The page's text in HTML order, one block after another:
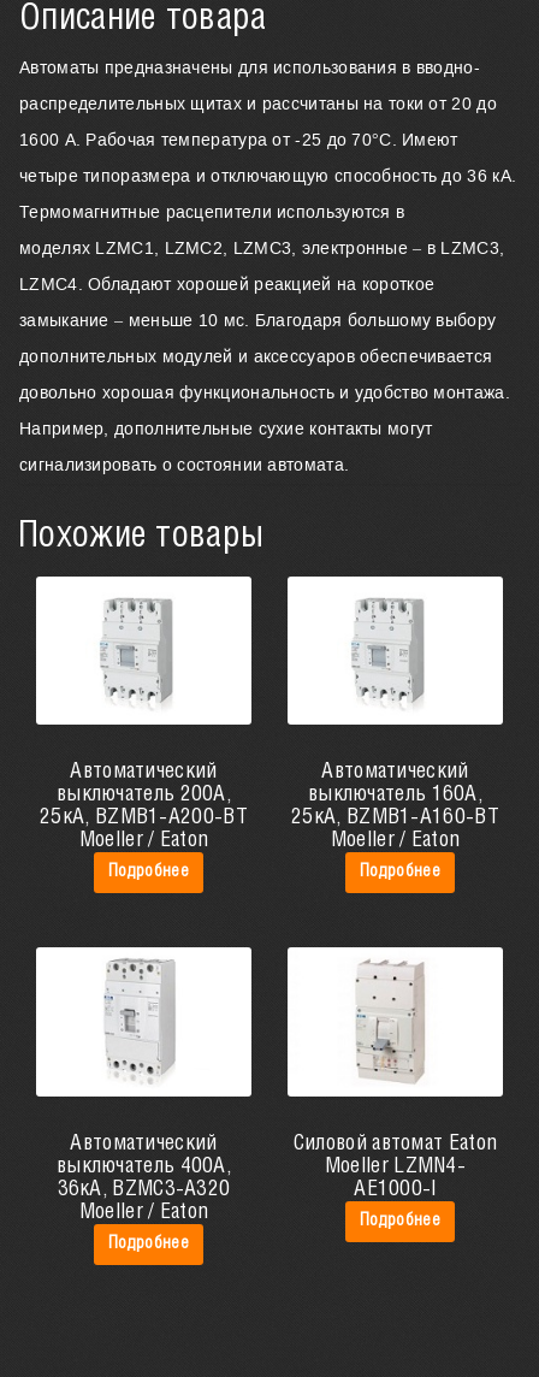
Описание товара
Автоматы предназначены для использования в вводно-
распределительных щитах и рассчитаны на токи от 20 до
1600 А. Рабочая температура от -25 до 70°С. Имеют
четыре типоразмера и отключающую способность до 36 кА.
Термомагнитные расцепители используются в
моделях LZMC1, LZMC2, LZMC3, электронные – в LZMC3,
LZMC4. Обладают хорошей реакцией на короткое
замыкание – меньше 10 мс. Благодаря большому выбору
дополнительных модулей и аксессуаров обеспечивается
довольно хорошая функциональность и удобство монтажа.
Например, дополнительные сухие контакты могут
сигнализировать о состоянии автомата.
Похожие товары
Автоматический
выключатель 200А,
25кА, BZMB1-A200-BT
Moeller / Eaton
Подробнее
Автоматический
выключатель 160А,
25кА, BZMB1-A160-BT
Moeller / Eaton
Подробнее
Автоматический
выключатель 400А,
36кА, BZMC3-A320
Moeller / Eaton
Подробнее
Силовой автомат Eaton
Moeller LZMN4-
AE1000-I
Подробнее